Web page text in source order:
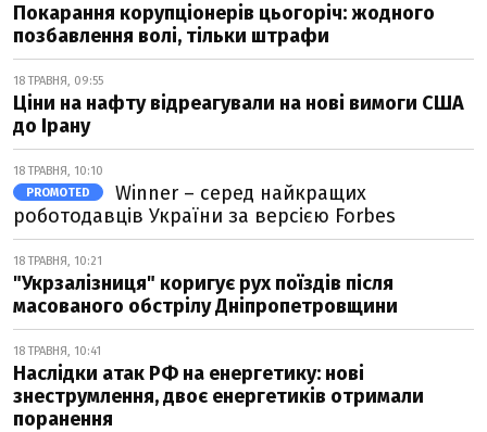
Покарання корупціонерів цьогоріч: жодного
позбавлення волі, тільки штрафи
18 ТРАВНЯ, 09:55
Ціни на нафту відреагували на нові вимоги США
до Ірану
18 ТРАВНЯ, 10:10
PROMOTED
Winner – серед найкращих
роботодавців України за версією Forbes
18 ТРАВНЯ, 10:21
"Укрзалізниця" коригує рух поїздів після
масованого обстрілу Дніпропетровщини
18 ТРАВНЯ, 10:41
Наслідки атак РФ на енергетику: нові
знеструмлення, двоє енергетиків отримали
поранення